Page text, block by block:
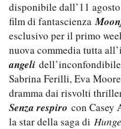
disponibile dall’11
film di fantascienza
esclusivo per il primo
nuova commedia tutta
angeli
Sabrina Ferilli, Eva
dramma dai risvolti
Senza respiro con Casey
la star della saga di